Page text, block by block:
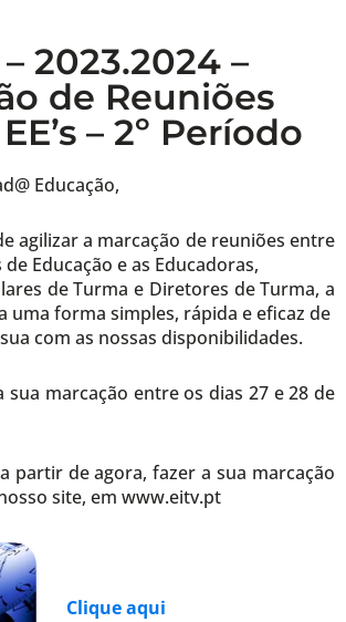
– 2023.2024 –
de Reuniões
– 2º Período
Educação,
agilizar a marcação de reuniões entre
Educação e as Educadoras,
de Turma e Diretores de Turma, a
uma forma simples, rápida e eficaz de
com as nossas disponibilidades.
sua marcação entre os dias 27 e 28 de
partir de agora, fazer a sua marcação
site, em www.eitv.pt
Clique aqui